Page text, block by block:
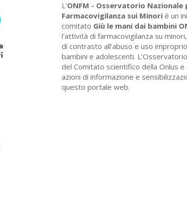
L'ONFM - Osservatorio Nazionale
Farmacovigilanza sui Minori è un
comitato Giù le mani dai bambini
l'attività di farmacovigilanza su
di contrasto all’abuso e uso
bambini e adolescenti.
del Comitato scientifico della Onlus
azioni di informazione e
questo portale web.